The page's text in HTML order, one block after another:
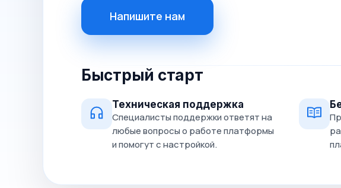
Напишите нам
Быстрый старт
Техническая поддержка
Специалисты поддержки ответят на
любые вопросы о работе платформы
и помогут с настройкой.